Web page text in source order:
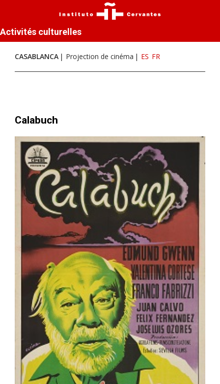
Activités culturelles
CASABLANCA Projection de cinéma ES FR
Calabuch